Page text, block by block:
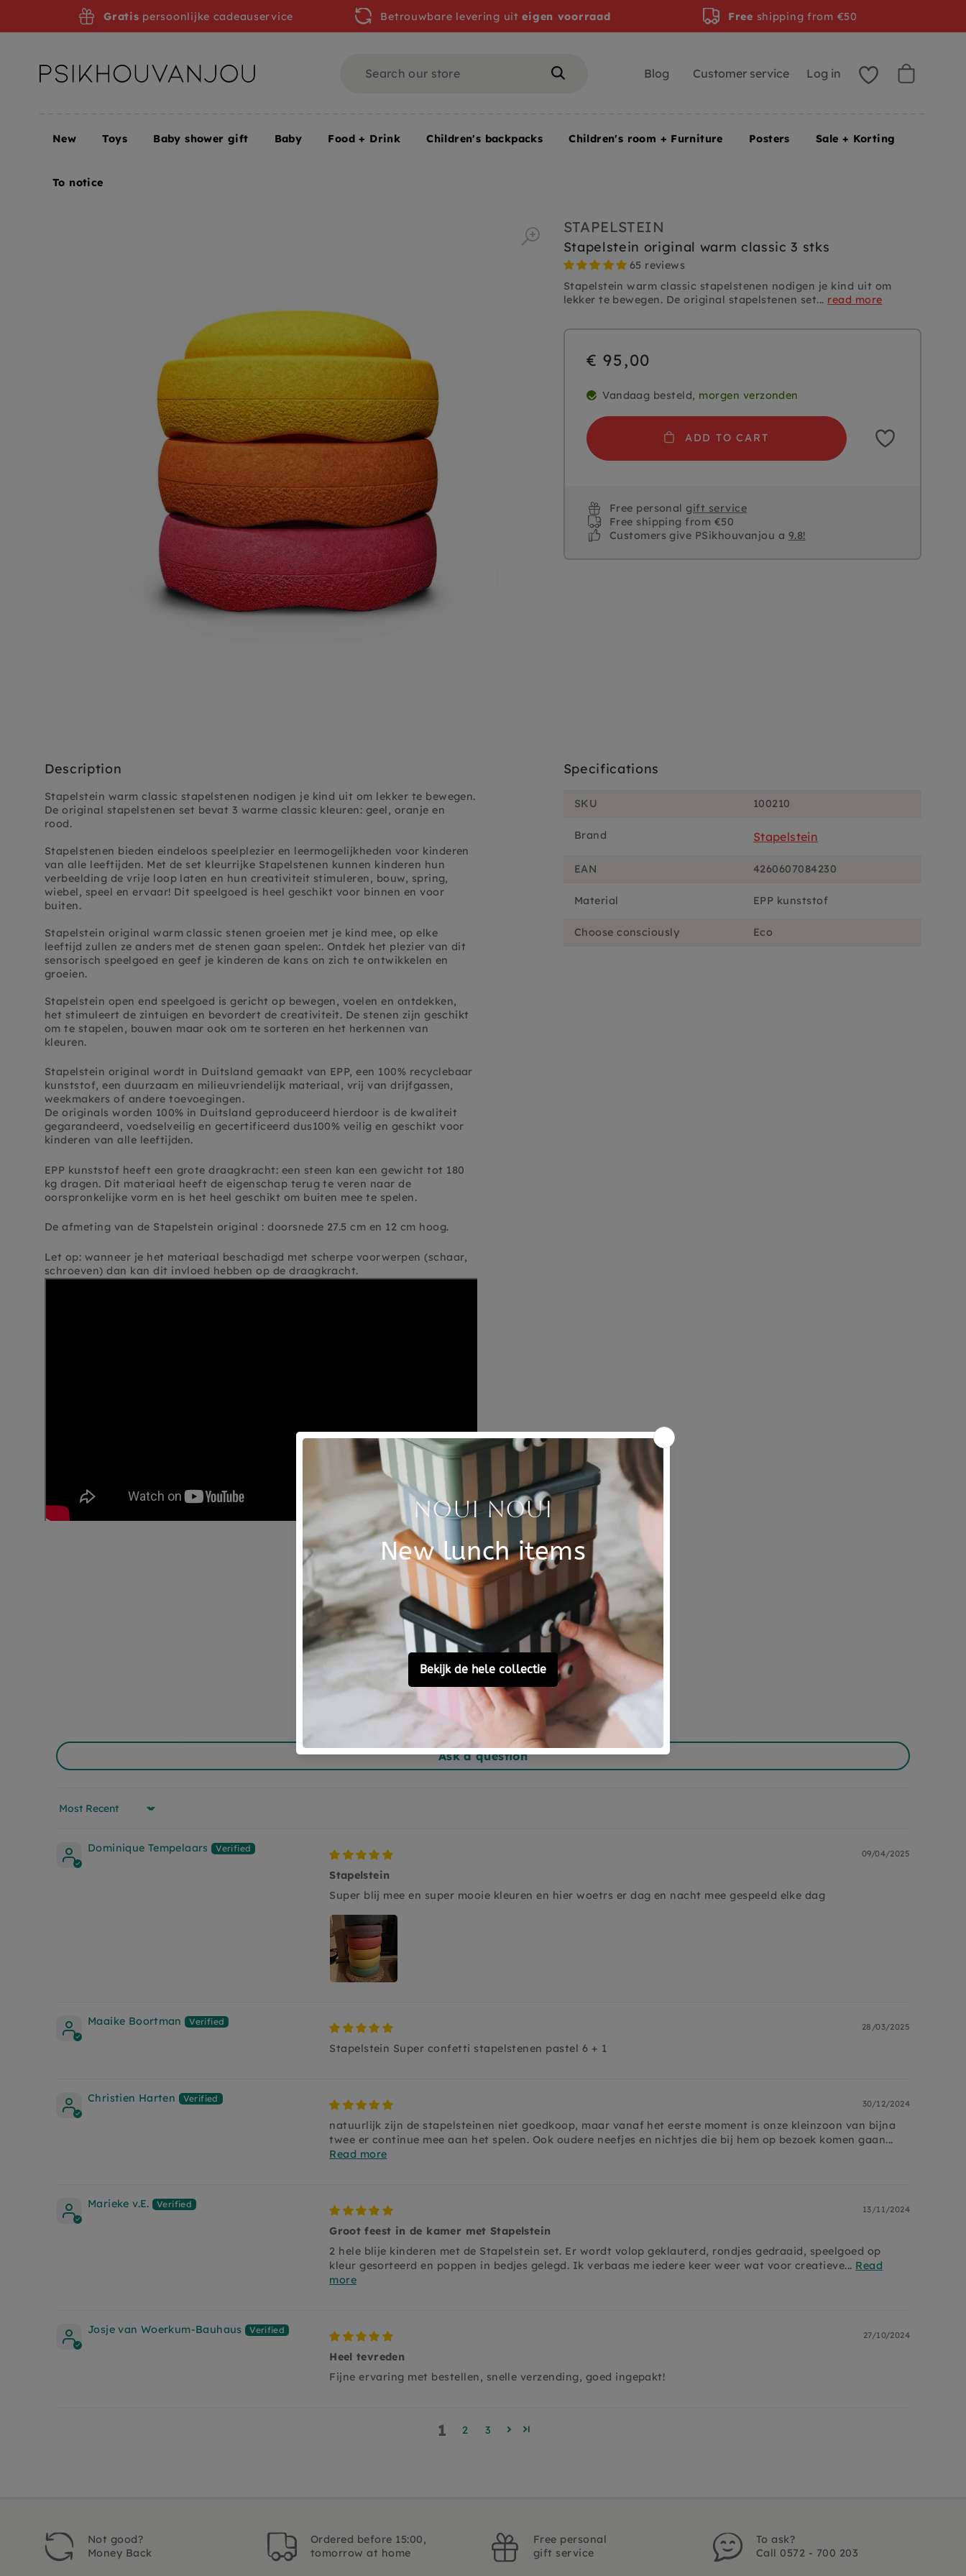
Home Stapelstein original warm classic 3 stks
STAPELSTEIN
Stapelstein original warm classic 3 stks
65 reviews
Stapelstein warm classic stapelstenen nodigen je kind uit om
lekker te bewegen. De original stapelstenen set... read more
€ 95,00
Vandaag besteld, morgen verzonden
ADD TO CART
Free personalgift service
Free shipping from €50
Customers give PSikhouvanjou a 9.8!
Description
Stapelstein warm classic stapelstenen nodigen je kind uit om lekker te bewegen.
De original stapelstenen set bevat 3 warme classic kleuren: geel, oranje en
rood.
Stapelstenen bieden eindeloos speelplezier en leermogelijkheden voor kinderen
van alle leeftijden. Met de set kleurrijke Stapelstenen kunnen kinderen hun
verbeelding de vrije loop laten en hun creativiteit stimuleren, bouw, spring,
wiebel, speel en ervaar! Dit speelgoed is heel geschikt voor binnen en voor
buiten.
Stapelstein original warm classic stenen groeien met je kind mee, op elke
leeftijd zullen ze anders met de stenen gaan spelen:. Ontdek het plezier van dit
sensorisch speelgoed en geef je kinderen de kans on zich te ontwikkelen en
groeien.
Stapelstein open end speelgoed is gericht op bewegen, voelen en ontdekken,
het stimuleert de zintuigen en bevordert de creativiteit. De stenen zijn geschikt
om te stapelen, bouwen maar ook om te sorteren en het herkennen van
kleuren.
Stapelstein original wordt in Duitsland gemaakt van EPP, een 100% recyclebaar
kunststof, een duurzaam en milieuvriendelijk materiaal, vrij van drijfgassen,
weekmakers of andere toevoegingen.
De originals worden 100% in Duitsland geproduceerd hierdoor is de kwaliteit
gegarandeerd, voedselveilig en gecertificeerd dus100% veilig en geschikt voor
kinderen van alle leeftijden.
EPP kunststof heeft een grote draagkracht: een steen kan een gewicht tot 180
kg dragen. Dit materiaal heeft de eigenschap terug te veren naar de
oorspronkelijke vorm en is het heel geschikt om buiten mee te spelen.
De afmeting van de Stapelstein original : doorsnede 27.5 cm en 12 cm hoog.
Let op: wanneer je het materiaal beschadigd met scherpe voorwerpen (schaar,
schroeven) dan kan dit invloed hebben op de draagkracht.
Specifications
SKU 100210
Brand Stapelstein
EAN 4260607084230
Material EPP kunststof
Choose consciously Eco
Customer Reviews
4.89 out of 5
Based on 65 reviews
60
Ask a question
Sort by
Dominique Tempelaars 09/04/2025
Stapelstein
Super blij mee en super mooie kleuren en hier woetrs er dag en nacht mee gespeeld elke dag
Maaike Boortman 28/03/2025
Stapelstein Super confetti stapelstenen pastel 6 + 1
Christien Harten 30/12/2024
natuurlijk zijn de stapelsteinen niet goedkoop, maar vanaf het eerste moment is onze kleinzoon van bijna
twee er continue mee aan het spelen. Ook oudere neefjes en nichtjes die bij hem op bezoek komen gaan...
Read more
Marieke v.E. 13/11/2024
Groot feest in de kamer met Stapelstein
2 hele blije kinderen met de Stapelstein set. Er wordt volop geklauterd, rondjes gedraaid, speelgoed op
kleur gesorteerd en poppen in bedjes gelegd. Ik verbaas me iedere keer weer wat voor creatieve... Read
more
Josje van Woerkum-Bauhaus 27/10/2024
Heel tevreden
Fijne ervaring met bestellen, snelle verzending, goed ingepakt!
1 2 3
Gratis persoonlijke cadeauservice Betrouwbare levering uiteigen voorraad Free shipping from €50
Blog Customer service Log in
New Toys Baby shower gift Baby Food + Drink Children's backpacks Children's room + Furniture Posters Sale + Korting
To notice
Not good?
Money Back
Ordered before 15:00,
tomorrow at home
Free personal
gift service
To ask?
Call 0572 - 700 203